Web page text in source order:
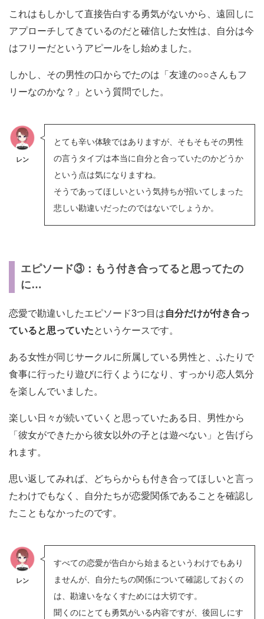
これはもしかして直接告白する勇気がないから、遠回しに
アプローチしてきているのだと確信した女性は、自分は今
はフリーだというアピールをし始めました。
しかし、その男性の口からでたのは「友達の○○さんもフ
リーなのかな？」という質問でした。
レン
とても辛い体験ではありますが、そもそもその男性
の言うタイプは本当に自分と合っていたのかどうか
という点は気になりますね。
そうであってほしいという気持ちが招いてしまった
悲しい勘違いだったのではないでしょうか。
エピソード③：もう付き合ってると思ってたの
に…
恋愛で勘違いしたエピソード3つ目は自分だけが付き合っ
ていると思っていたというケースです。
ある女性が同じサークルに所属している男性と、ふたりで
食事に行ったり遊びに行くようになり、すっかり恋人気分
を楽しんでいました。
楽しい日々が続いていくと思っていたある日、男性から
「彼女ができたから彼女以外の子とは遊べない」と告げら
れます。
思い返してみれば、どちらからも付き合ってほしいと言っ
たわけでもなく、自分たちが恋愛関係であることを確認し
たこともなかったのです。
レン
すべての恋愛が告白から始まるというわけでもあり
ませんが、自分たちの関係について確認しておくの
は、勘違いをなくすためには大切です。
聞くのにとても勇気がいる内容ですが、後回しにす